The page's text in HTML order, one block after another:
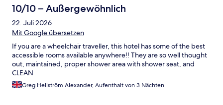
10/10 – Außergewöhnlich
22. Juli 2026
Mit Google übersetzen
If you are a wheelchair traveller, this hotel has some of the best
accessible rooms available anywhere!! They are so well thought
out, maintained, proper shower area with shower seat, and
CLEAN
Greg Hellström Alexander, Aufenthalt von 3 Nächten